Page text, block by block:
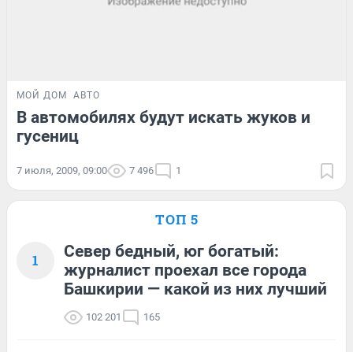
МОЙ ДОМ АВТО
В автомобилях будут искать жуков и
гусениц
7 июля, 2009, 09:00 7 496 1
ТОП 5
1
Север бедный, юг богатый:
журналист проехал все города
Башкирии — какой из них лучший
102 201 165